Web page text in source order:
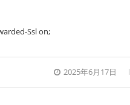
Ssl on;
2025年6月17日